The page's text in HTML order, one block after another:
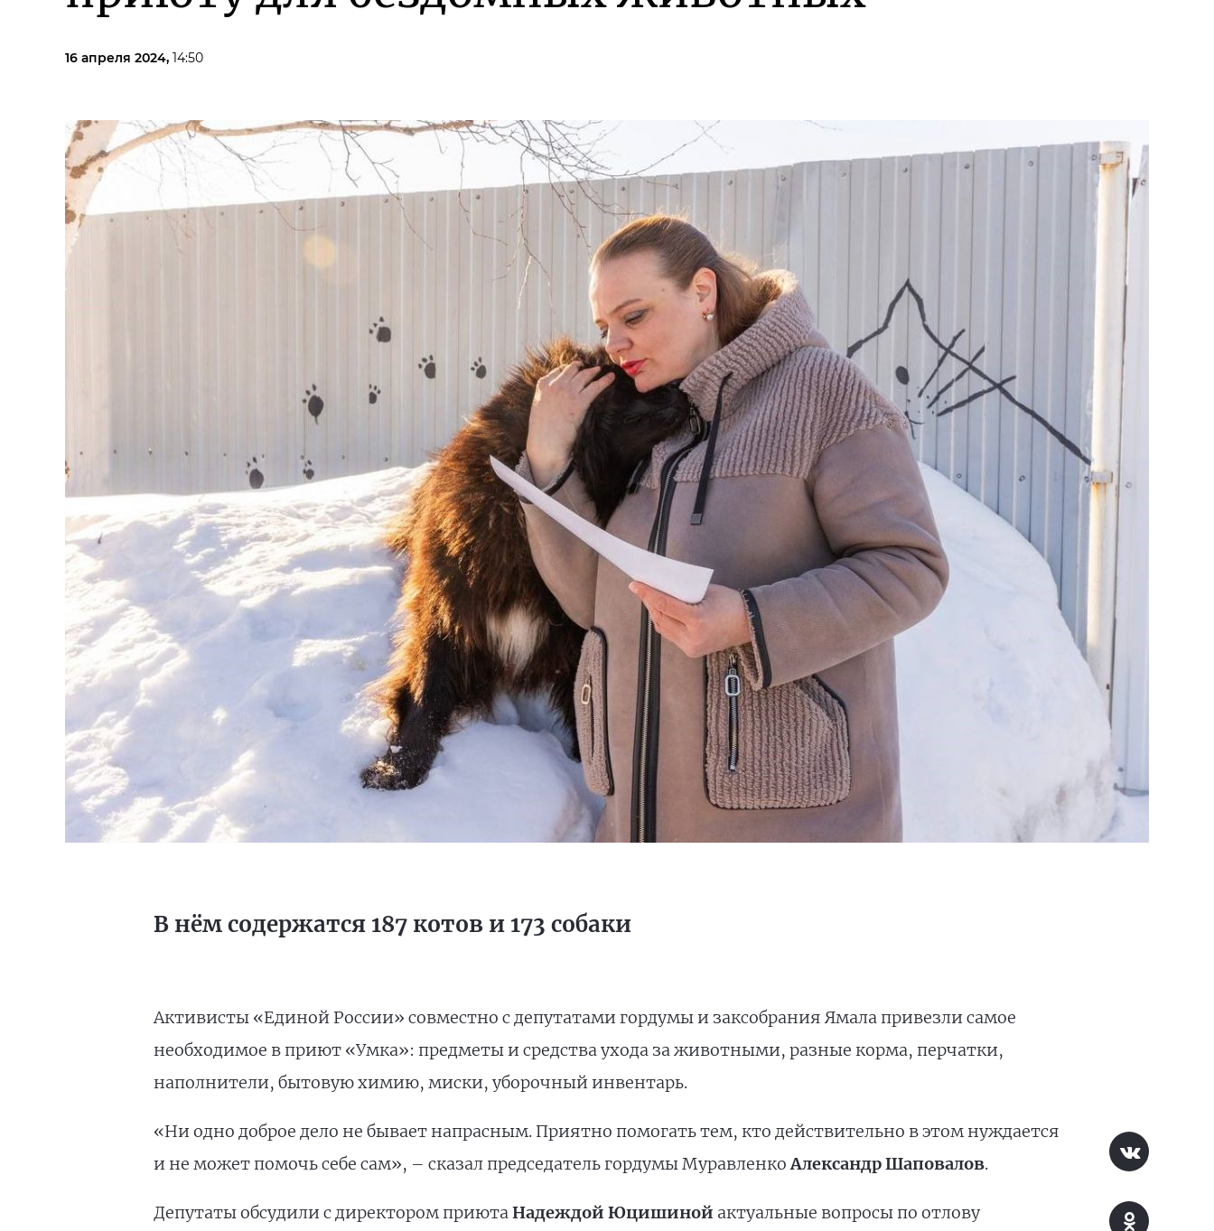
16 апреля 2024, 14:50
В нём содержатся 187 котов и 173 собаки
Активисты «Единой России» совместно с депутатами гордумы и заксобрания Ямала привезли самое
необходимое в приют «Умка»: предметы и средства ухода за животными, разные корма, перчатки,
наполнители, бытовую химию, миски, уборочный инвентарь.
«Ни одно доброе дело не бывает напрасным. Приятно помогать тем, кто действительно в этом нуждается
и не может помочь себе сам», – сказал председатель гордумы МуравленкоАлександр Шаповалов.
Депутаты обсудили с директором приютаНадеждой Юцишиной актуальные вопросы по отлову